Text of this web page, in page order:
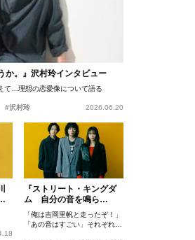
か。』沢村玲インタビュー
て…理想の恋愛像について語る
#沢村玲 2026.06.20
『ストリート・キングダ
ム 自分の音を鳴ら
せ。』峯田和伸、若葉竜
也、吉岡里帆インタビュ
ー
「俺は吉岡里帆と走ったぞ！」
「あの音はすごい」それぞれの